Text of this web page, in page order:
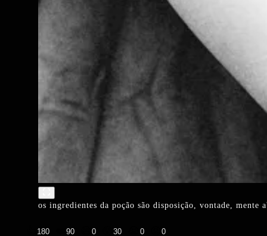
os ingredientes da poção são disposição, vontade,
180 90 0 30 0 0